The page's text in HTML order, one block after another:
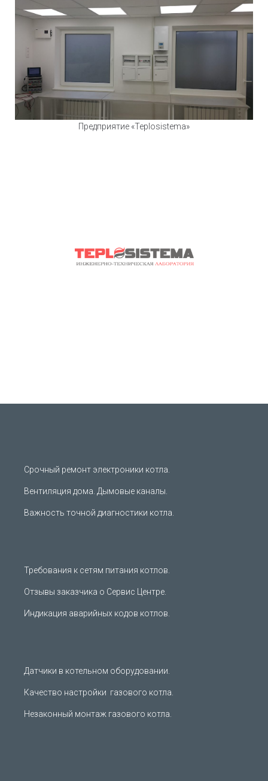
Предприятие «Teplosistema»
Срочный ремонт электроники котла.
Вентиляция дома. Дымовые каналы.
Важность точной диагностики котла.
Требования к сетям питания котлов.
Отзывы заказчика о Сервис Центре.
Индикация аварийных кодов котлов.
Датчики в котельном оборудовании.
Качество настройки газового котла.
Незаконный монтаж газового котла.